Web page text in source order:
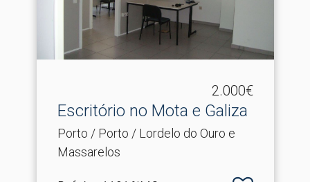
2.000€
Escritório no Mota e Galiza
Porto / Porto / Lordelo do Ouro e
Massarelos